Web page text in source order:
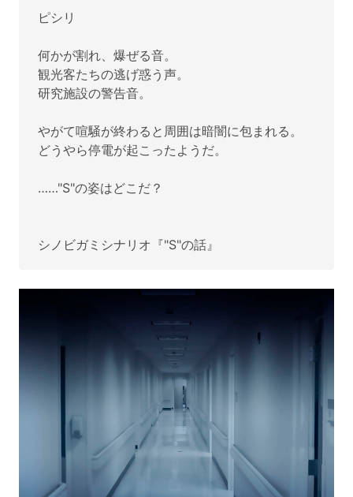
ピシリ
何かが割れ、爆ぜる音。
観光客たちの逃げ惑う声。
研究施設の警告音。
やがて喧騒が終わると周囲は暗闇に包まれる。
どうやら停電が起こったようだ。
……"S"の姿はどこだ？
シノビガミシナリオ『"S"の話』